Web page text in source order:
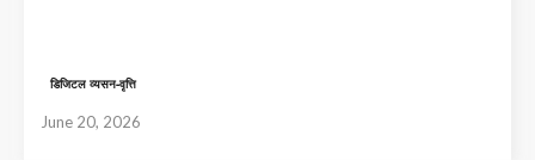
डिजिटल व्यसन-वृत्ति
June 20, 2026